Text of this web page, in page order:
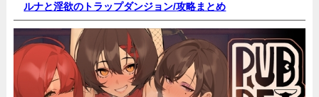
ルナと淫欲のトラップダンジョン/攻略まとめ